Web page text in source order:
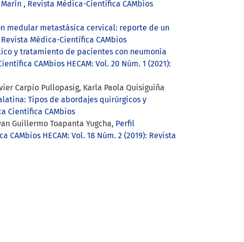
, Revista Médica-Científica CAMbios
medular metastásica cervical: reporte de un
Revista Médica-Científica CAMbios
y tratamiento de pacientes con neumonía
CAMbios HECAM: Vol. 20 Núm. 1 (2021):
Carpio Pullopasig, Karla Paola Quisiguiña
Tipos de abordajes quirúrgicos y
Científica CAMbios
Guillermo Toapanta Yugcha, Perfil
CAMbios HECAM: Vol. 18 Núm. 2 (2019): Revista